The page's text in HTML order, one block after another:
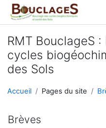
Passer au contenu principal
RMT BouclageS
cycles
des Sols
Accueil Pages du site
Brèves